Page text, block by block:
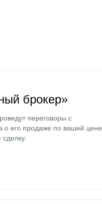
брокер»
переговоры с
о его продаже по вашей цене